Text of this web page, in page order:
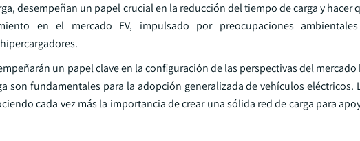
desempeñan un papel crucial en la reducción del tiempo de carga y hacer
en el mercado EV, impulsado por preocupaciones
un papel clave en la configuración de las perspectivas del mercado
son fundamentales para la adopción generalizada de vehículos eléctricos.
cada vez más la importancia de crear una sólida red de carga para